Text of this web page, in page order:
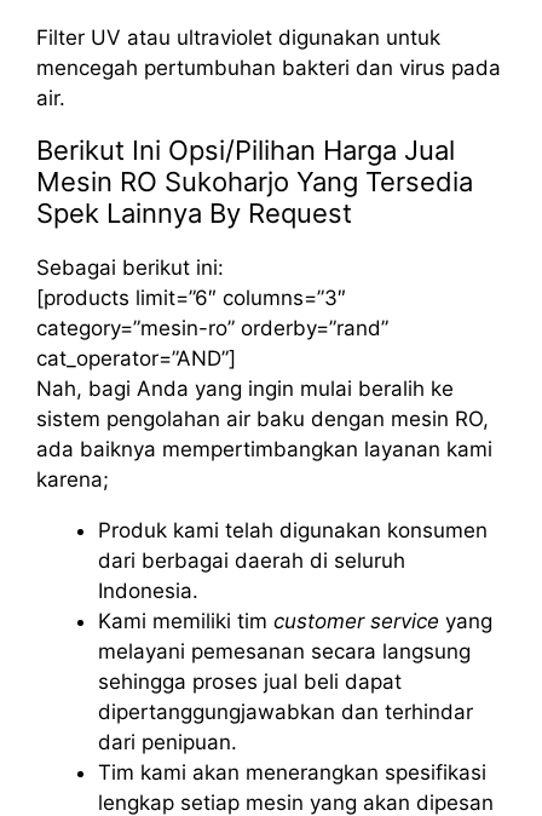
Filter UV atau ultraviolet digunakan untuk
mencegah pertumbuhan bakteri dan virus pada
air.
Berikut Ini Opsi/Pilihan Harga Jual
Mesin RO Sukoharjo Yang Tersedia
Spek Lainnya By Request
Sebagai berikut ini:
[products limit=”6″ columns=”3″
category=”mesin-ro” orderby=”rand”
cat_operator=”AND”]
Nah, bagi Anda yang ingin mulai beralih ke
sistem pengolahan air baku dengan mesin RO,
ada baiknya mempertimbangkan layanan kami
karena;
Produk kami telah digunakan konsumen
dari berbagai daerah di seluruh
Indonesia.
Kami memiliki tim customer service yang
melayani pemesanan secara langsung
sehingga proses jual beli dapat
dipertanggungjawabkan dan terhindar
dari penipuan.
Tim kami akan menerangkan spesifikasi
lengkap setiap mesin yang akan dipesan